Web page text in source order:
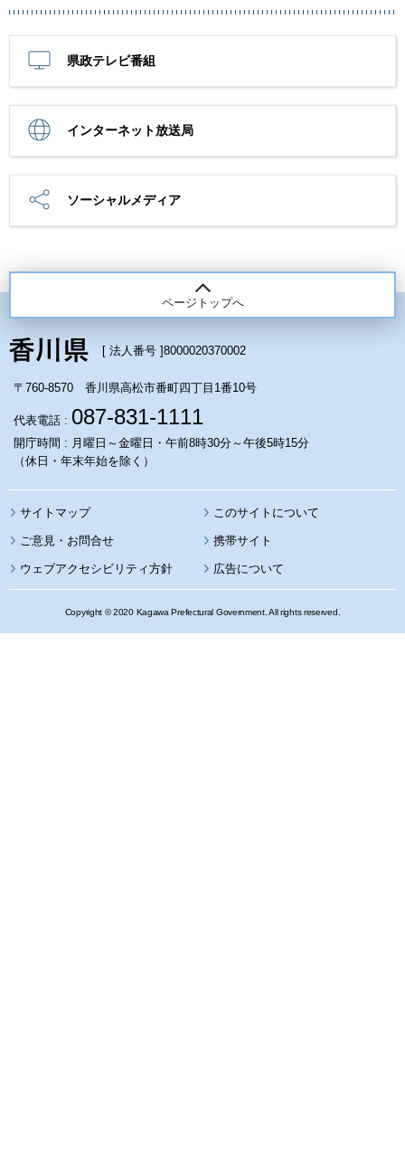
県政テレビ番組
インターネット放送局
ソーシャルメディア
ページトップへ
[ 法人番号 ]8000020370002
〒760-8570 香川県高松市番町四丁目1番10号
代表電話 : 087-831-1111
開庁時間 : 月曜日～金曜日・午前8時30分～午後5時15分
（休日・年末年始を除く）
サイトマップ このサイトについて
携帯サイト
ウェブアクセシビリティ方針 広告について
Copyright © 2020 Kagawa Prefectural Government. All rights reserved.